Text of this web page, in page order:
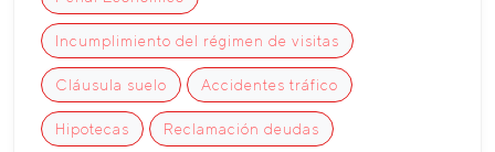
Incumplimiento del régimen de visitas
Cláusula suelo Accidentes tráfico
Hipotecas Reclamación deudas